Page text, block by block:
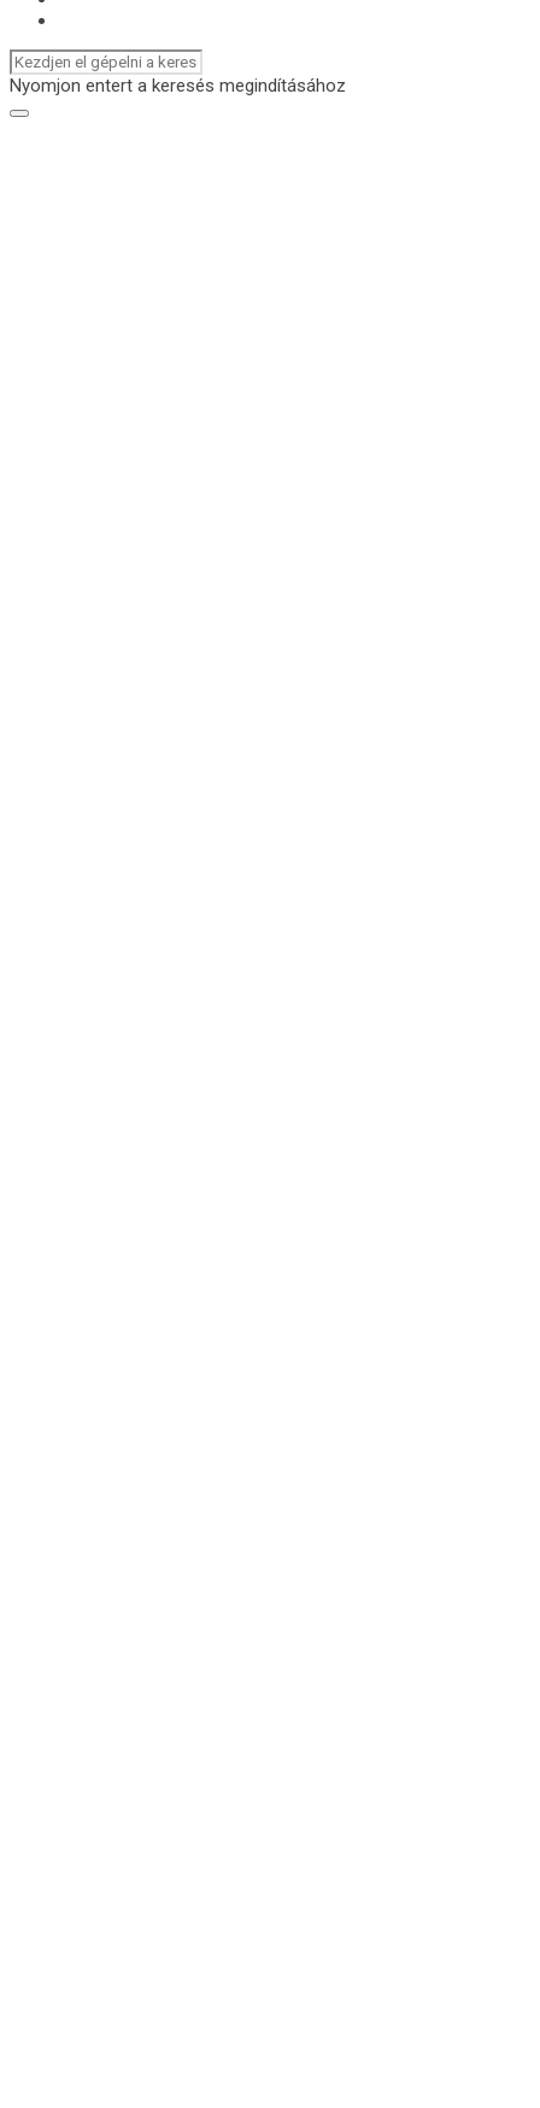
Nyomjon entert a keresés megindításához